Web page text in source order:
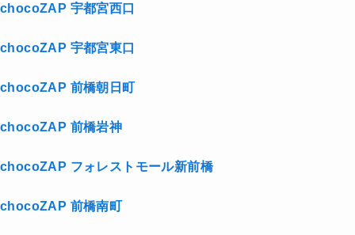
chocoZAP 宇都宮西口
chocoZAP 宇都宮東口
chocoZAP 前橋朝日町
chocoZAP 前橋岩神
chocoZAP フォレストモール新前橋
chocoZAP 前橋南町